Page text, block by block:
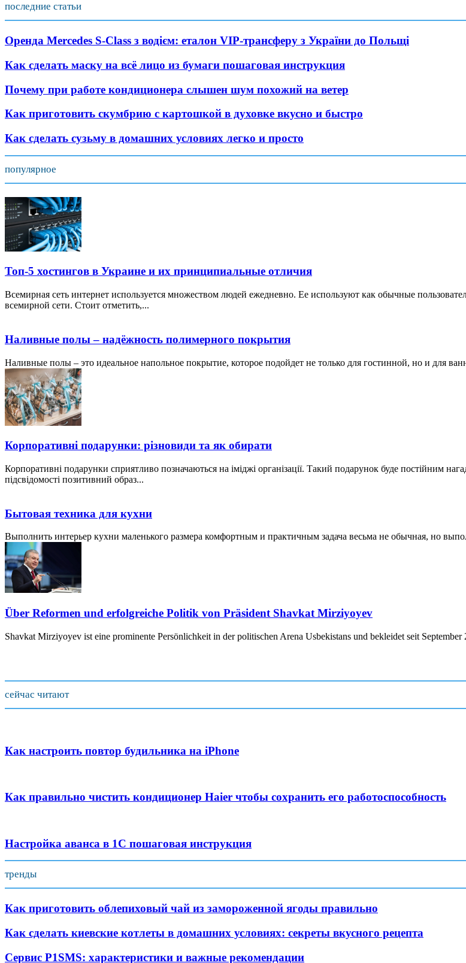
последние статьи
Оренда Mercedes S-Class з водієм: еталон VIP-трансферу з України до Польщі
Как сделать маску на всё лицо из бумаги пошаговая инструкция
Почему при работе кондиционера слышен шум похожий на ветер
Как приготовить скумбрию с картошкой в духовке вкусно и быстро
Как сделать сузьму в домашних условиях легко и просто
популярное
Топ-5 хостингов в Украине и их принципиальные отличия
Всемирная сеть интернет используется множеством людей ежедневно. Ее используют как обычные
всемирной сети. Стоит отметить,...
Наливные полы – надёжность полимерного покрытия
Наливные полы – это идеальное напольное покрытие, которое подойдет не только для гостинной, но и для
Корпоративні подарунки: різновиди та як обирати
Корпоративні подарунки сприятливо позначаються на іміджі організації. Такий подарунок буде постійним
підсвідомості позитивний образ...
Бытовая техника для кухни
Выполнить интерьер кухни маленького размера комфортным и практичным задача весьма не обычная, но
Über Reformen und erfolgreiche Politik von Präsident Shavkat Mirziyoyev
Shavkat Mirziyoyev ist eine prominente Persönlichkeit in der politischen Arena Usbekistans und bekleidet seit
сейчас читают
Как настроить повтор будильника на iPhone
Как правильно чистить кондиционер Haier чтобы сохранить его работоспособность
Настройка аванса в 1С пошаговая инструкция
тренды
Как приготовить облепиховый чай из замороженной ягоды правильно
Как сделать киевские котлеты в домашних условиях: секреты вкусного рецепта
Сервис P1SMS: характеристики и важные рекомендации